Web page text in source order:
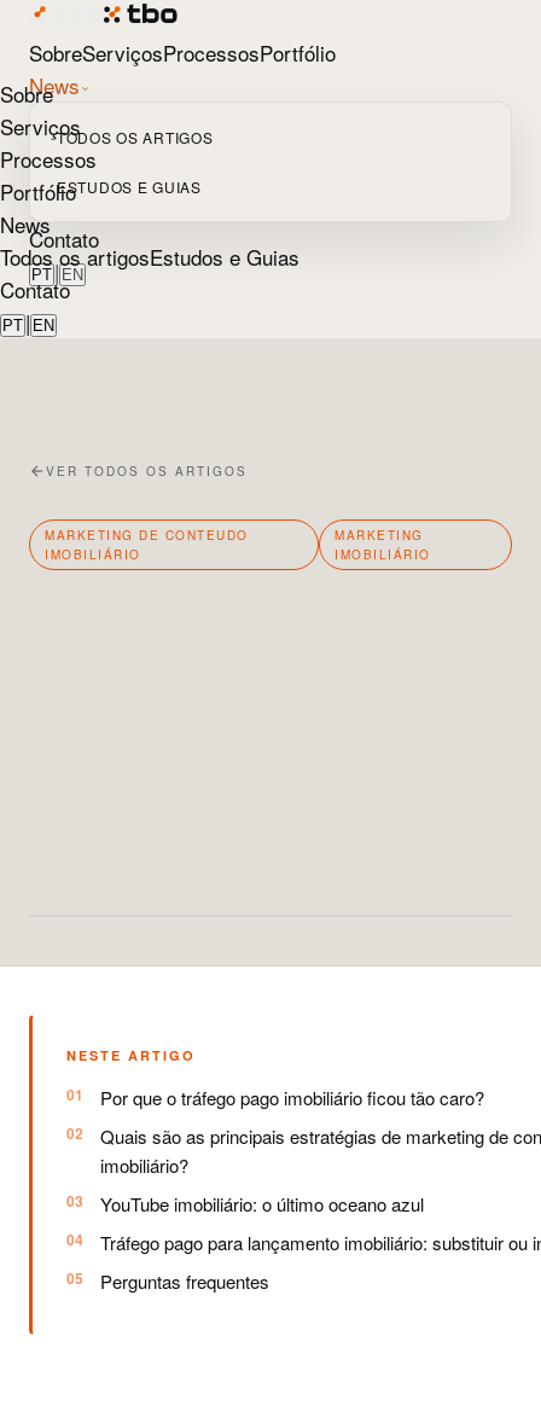
SobreServiçosProcessosPortfólio
News
TODOS OS ARTIGOS
ESTUDOS E GUIAS
Contato
PT | EN
Sobre
Serviços
Processos
Portfólio
News
Todos os artigosEstudos e Guias
Contato
PT | EN
VER TODOS OS ARTIGOS
MARKETING DE CONTEUDO
IMOBILIÁRIO
MARKETING
IMOBILIÁRIO
NESTE ARTIGO
Por que o tráfego pago imobiliário ficou tão caro?
Quais são as principais estratégias de marketing de
imobiliário?
YouTube imobiliário: o último oceano azul
Tráfego pago para lançamento imobiliário: substituir ou
Perguntas frequentes